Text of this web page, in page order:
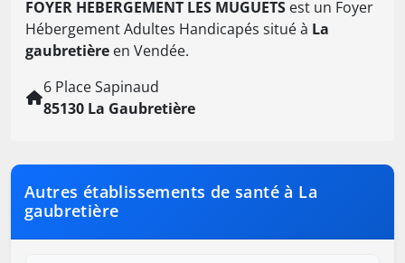
FOYER HEBERGEMENT LES MUGUETS est un Foyer
Hébergement Adultes Handicapés situé à La
gaubretière en Vendée.
6 Place Sapinaud
85130 La Gaubretière
Autres établissements de santé à La
gaubretière